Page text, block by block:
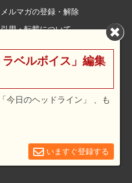
メルマガの登録・解除
引用・転載について
利用規約
広告メニュー・料金
ベルボイス」編集
今日のヘッドライン」 、も
いますぐ登録する